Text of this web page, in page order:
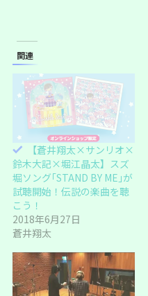
w
e
r
で
共
有
(
新
い
ウ
ィ
ン
ド
ウ
で
開
き
ま
す
)
す
る
に
は
ク
リ
ッ
ク
し
て
く
だ
さ
い
(
い
ウ
ド
ウ
で
開
き
ま
関連
【蒼井翔太×サンリオ×
鈴木大記×堀江晶太】スズ
堀ソング｢STAND BY ME｣が
試聴開始！伝説の楽曲を聴
こう！
2018年6月27日
蒼井翔太